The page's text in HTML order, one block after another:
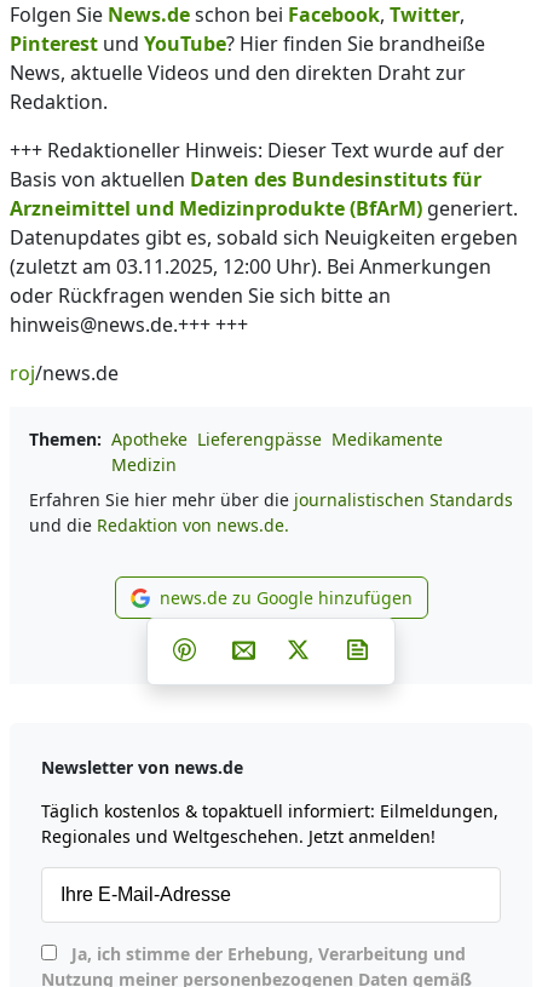
Folgen Sie News.deschon bei Facebook, Twitter,
Pinterest und YouTube? Hier finden Sie brandheiße
News, aktuelle Videos und den direkten Draht zur
Redaktion.
+++ Redaktioneller Hinweis: Dieser Text wurde auf der
Basis von aktuellen Daten des Bundesinstituts für
Arzneimittel und Medizinprodukte (BfArM) generiert.
Datenupdates gibt es, sobald sich Neuigkeiten ergeben
(zuletzt am 03.11.2025, 12:00 Uhr). Bei Anmerkungen
oder Rückfragen wenden Sie sich bitte an
hinweis@news.de.+++ +++
roj/news.de
Themen: Apotheke Lieferengpässe Medikamente
Medizin
Erfahren Sie hier mehr über die journalistischen Standards
und die Redaktion von news.de.
news.de zu Google
news.de zu Google hinzufügen
Teilen auf Facebook
Teilen auf Whatsapp
Teilen auf Telegram
Teilen auf Pinterest
Per E-Mail teilen
Post auf X
Newsletter von news.de
Täglich kostenlos & topaktuell informiert: Eilmeldungen,
Regionales und Weltgeschehen. Jetzt anmelden!
Nutzung meiner personenbezogenen Daten gemäß